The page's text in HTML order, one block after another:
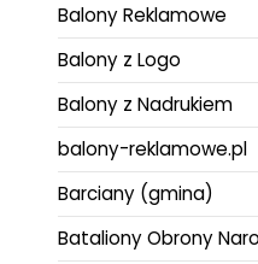
Balony Reklamowe
Balony z Logo
Balony z Nadrukiem
balony-reklamowe.pl
Barciany (gmina)
Bataliony Obrony